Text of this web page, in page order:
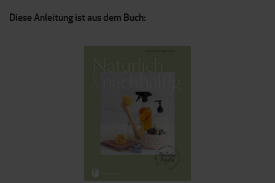
Diese Anleitung ist aus dem Buch: